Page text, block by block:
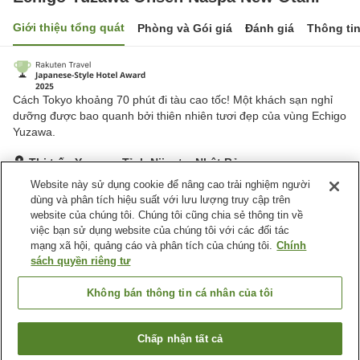
Giới thiệu tổng quát Phòng và Gói giá Đánh giá Thông
Cách Tokyo khoảng 70 phút đi tàu cao tốc! Một khách sạn nghỉ
dưỡng được bao quanh bởi thiên nhiên tươi đẹp của vùng Echigo
Yuzawa.
Thị trấn Yuzawa, Tỉnh Niigata, Nhật Bản
Hiển thị trên bản đồ
Tuyệt vời Đánh giá:979 lượt
Tiện nghi chỗ nghỉ
Bãi đỗ xe
Bể sục
Phòng tập gym
Tỉnh Niigata
Echigo Yuzawa Onsen Naspa New Otani
Tìm phòng trống
Website này sử dụng cookie để nâng cao trải nghiệm người
dùng và phân tích hiệu suất với lưu lượng truy cập trên
website của chúng tôi. Chúng tôi cũng chia sẻ thông tin về
việc bạn sử dụng website của chúng tôi với các đối tác
mạng xã hội, quảng cáo và phân tích của chúng tôi. Chính
sách quyền riêng tư
Không bán thông tin cá nhân của tôi
Chấp nhận tất cả